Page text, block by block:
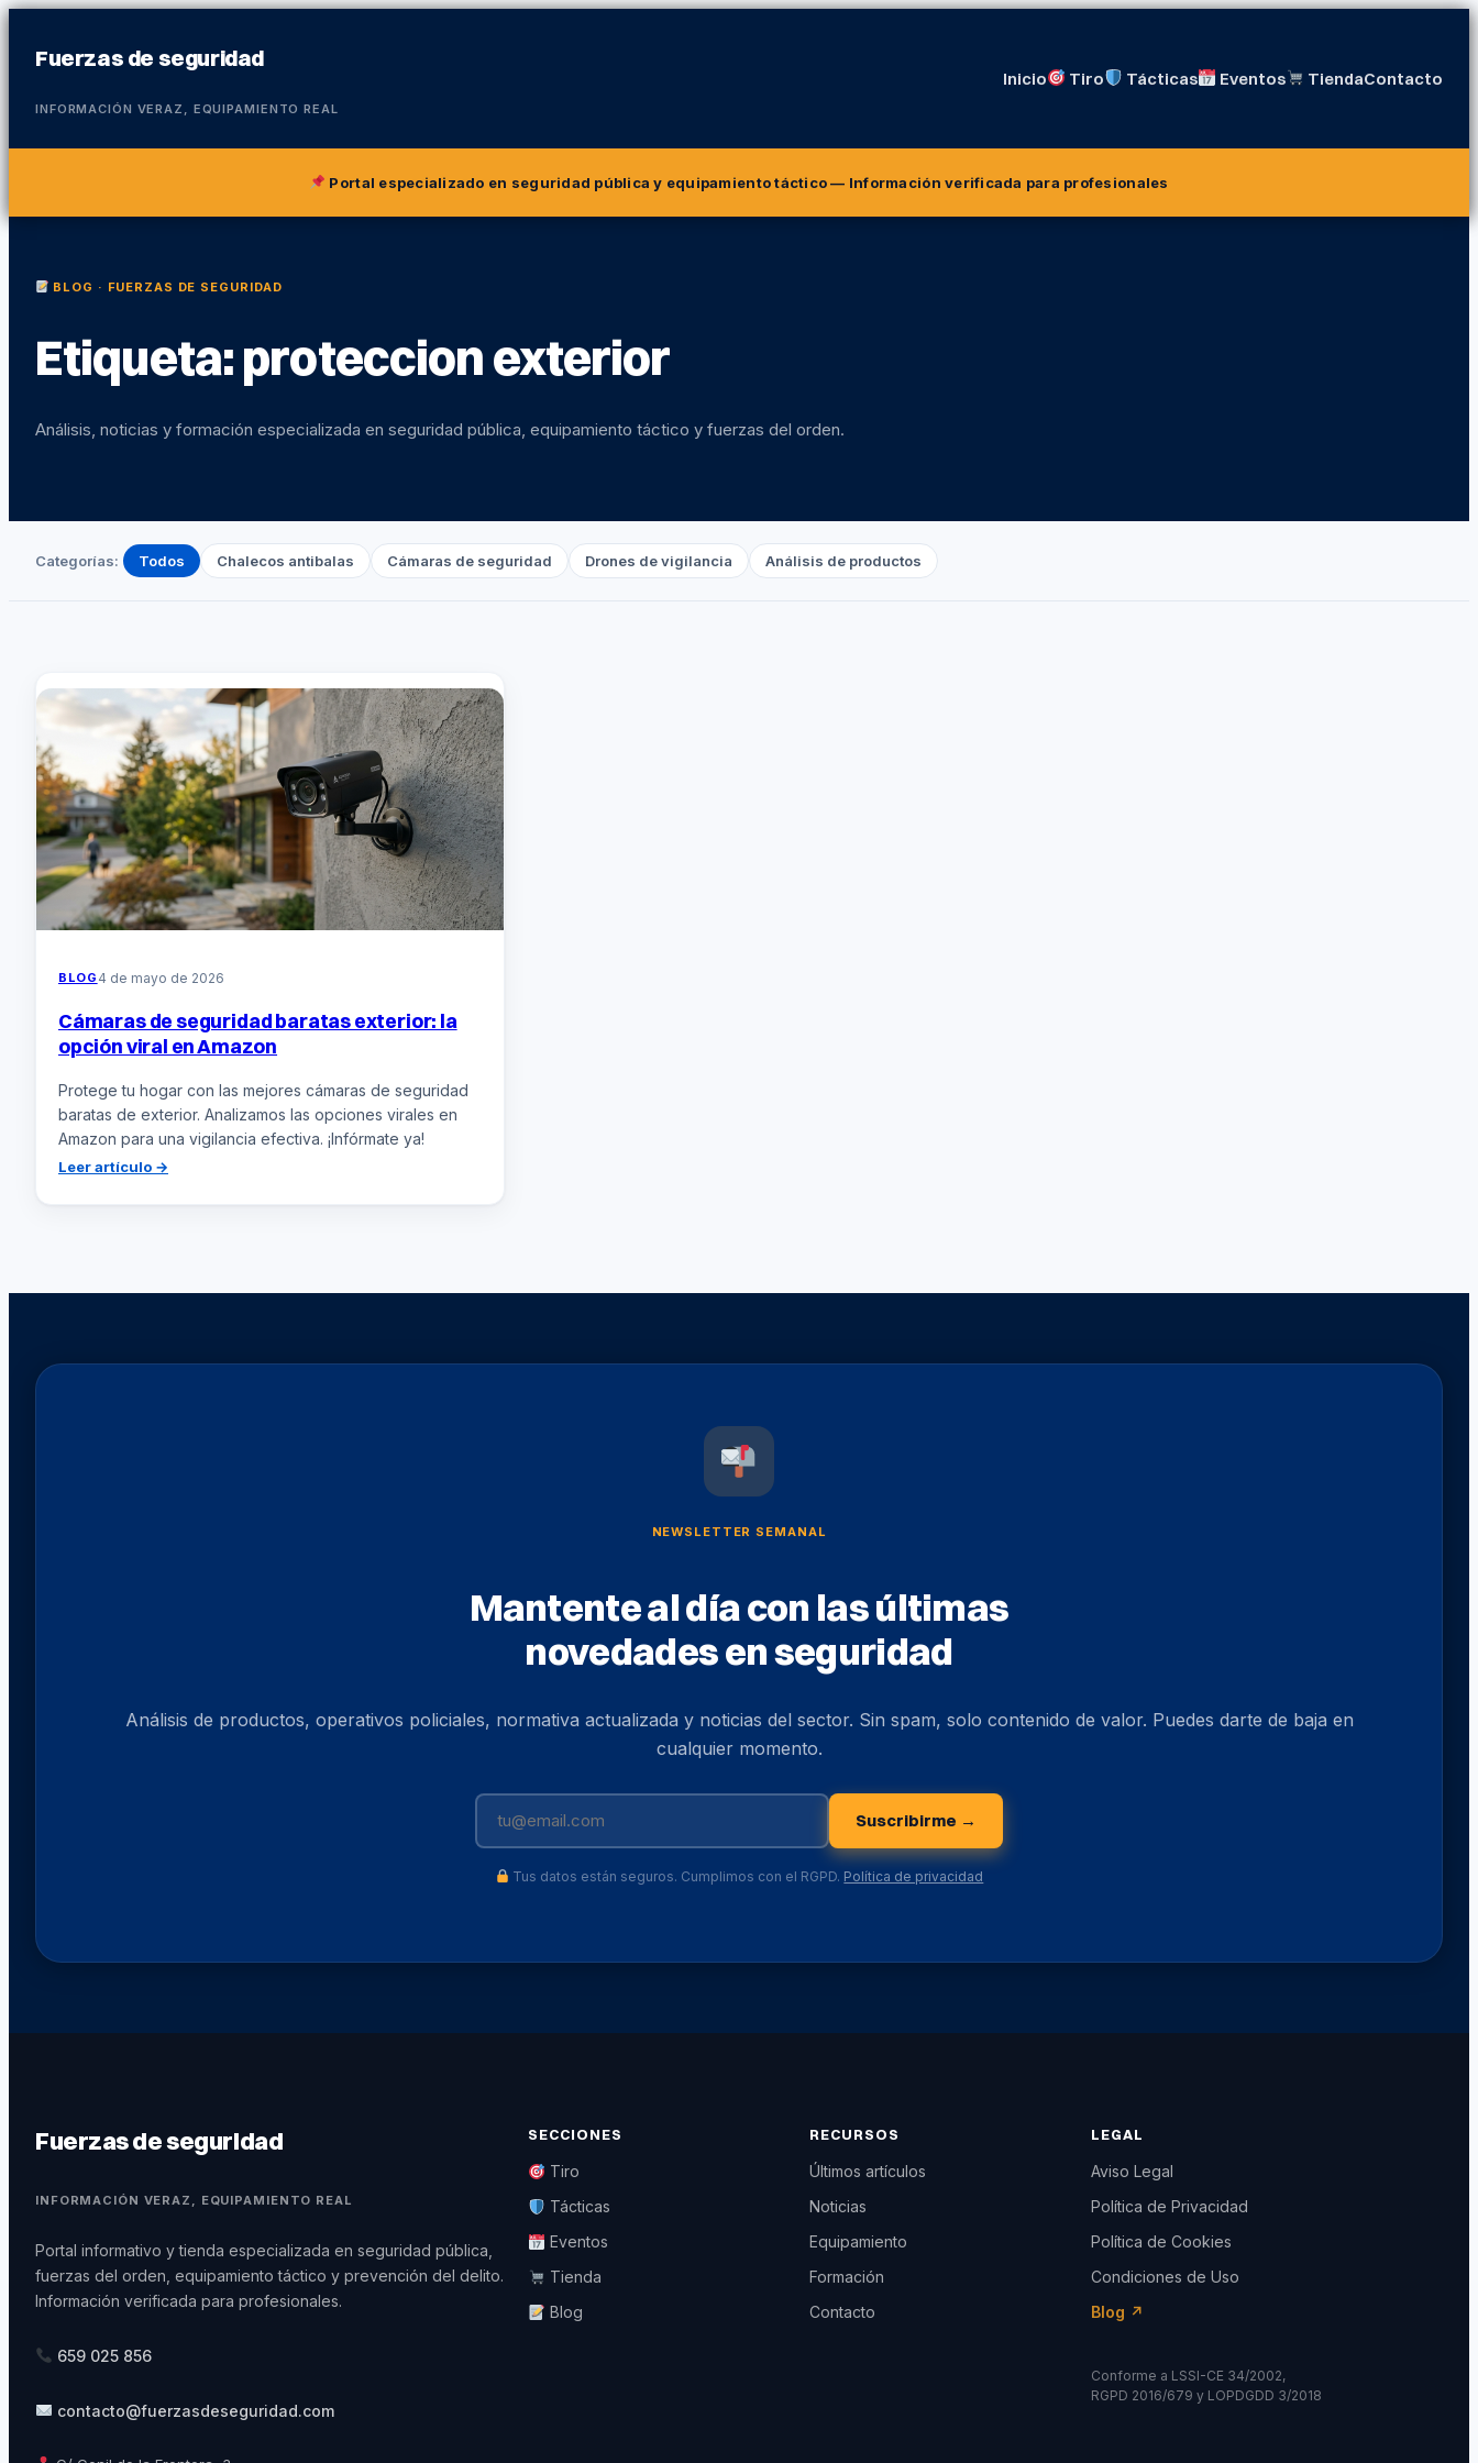
Fuerzas de seguridad
INFORMACIÓN VERAZ, EQUIPAMIENTO REAL
Inicio Tiro Tácticas Eventos TiendaContacto
Portal especializado en seguridad pública y equipamiento táctico— Información verificada para profesionales
BLOG · FUERZAS DE SEGURIDAD
Etiqueta:proteccion exterior
Análisis, noticias y formación especializada en seguridad pública, equipamiento táctico y fuerzas del orden.
Categorías: Todos Chalecos antibalas Cámaras de seguridad Drones de vigilancia Análisis de productos
BLOG 4 de mayo de 2026
Cámaras de seguridad baratas exterior: la
opción viral en Amazon
Protege tu hogar con las mejores cámaras de seguridad
baratas de exterior. Analizamos las opciones virales en
Amazon para una vigilancia efectiva. ¡Infórmate ya!
Leer artículo →
de
la
en
NEWSLETTER SEMANAL
Mantente al día con las últimas
novedades en seguridad
Análisis de productos, operativos policiales, normativa actualizada y noticias del sector. Sin spam, solo contenido de valor. Puedes darte de baja en
cualquier momento.
Suscribirme →
Tus datos están seguros. Cumplimos con el RGPD. Política de privacidad
Fuerzas de seguridad
INFORMACIÓN VERAZ, EQUIPAMIENTO REAL
Portal informativo y tienda especializada en seguridad pública,
fuerzas del orden, equipamiento táctico y prevención del delito.
Información verificada para profesionales.
659 025 856
contacto@fuerzasdeseguridad.com
SECCIONES
Tiro
Tácticas
Eventos
Tienda
Blog
RECURSOS
Últimos artículos
Noticias
Equipamiento
Formación
Contacto
LEGAL
Aviso Legal
Política de Privacidad
Política de Cookies
Condiciones de Uso
Blog ↗
Conforme a LSSI-CE 34/2002,
RGPD 2016/679 y LOPDGDD 3/2018